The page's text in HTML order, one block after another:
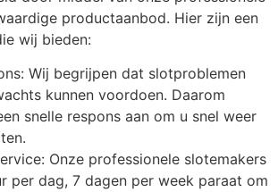
productaanbod. Hier zijn een
wij bieden:
Wij begrijpen dat slotproblemen
kunnen voordoen. Daarom
snelle respons aan om u snel weer
Onze professionele slotemakers
per dag, 7 dagen per week paraat om